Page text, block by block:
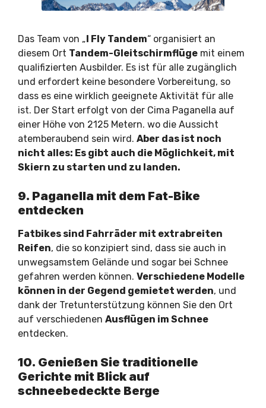
Das Team von „ I Fly Tandem“ organisiert an
diesem Ort Tandem-Gleitschirmflüge mit einem
qualifizierten Ausbilder. Es ist für alle zugänglich
und erfordert keine besondere Vorbereitung, so
dass es eine wirklich geeignete Aktivität für alle
ist. Der Start erfolgt von der Cima Paganella auf
einer Höhe von 2125 Metern. wo die Aussicht
atemberaubend sein wird. Aber das ist noch
nicht alles: Es gibt auch die Möglichkeit, mit
Skiern zu starten und zu landen.
9. Paganella mit dem Fat-Bike
entdecken
Fatbikes sind Fahrräder mit extrabreiten
Reifen, die so konzipiert sind, dass sie auch in
unwegsamstem Gelände und sogar bei Schnee
gefahren werden können. Verschiedene Modelle
können in der Gegend gemietet werden, und
dank der Tretunterstützung können Sie den Ort
auf verschiedenen Ausflügen im Schnee
entdecken.
10. Genießen Sie traditionelle
Gerichte mit Blick auf
schneebedeckte Berge